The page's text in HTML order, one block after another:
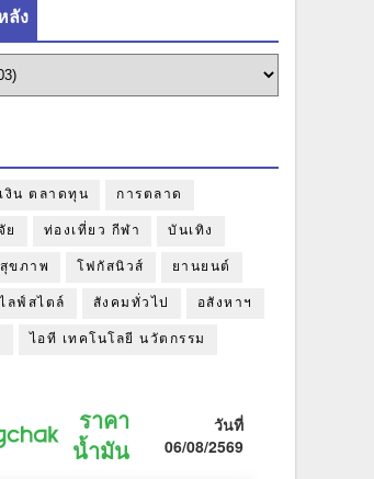
ลัง
งิน ตลาดทุน การตลาด
ย ท่องเที่ยว กีฬา บันเทิง
ขภาพ โฟกัสนิวส์ ยานยนต์
ไลฟ์สไตล์ สังคมทั่วไป อสังหาฯ
ไอที เทคโนโลยี นวัตกรรม